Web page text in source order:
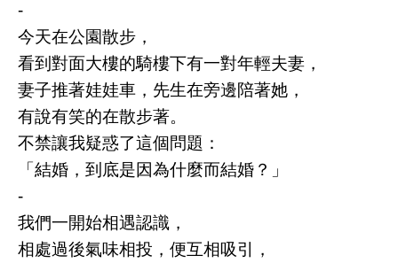
-
今天在公園散步，
看到對面大樓的騎樓下有一對年輕夫妻，
妻子推著娃娃車，先生在旁邊陪著她，
有說有笑的在散步著。
不禁讓我疑惑了這個問題：
「結婚，到底是因為什麼而結婚？」
-
我們一開始相遇認識，
相處過後氣味相投，便互相吸引，